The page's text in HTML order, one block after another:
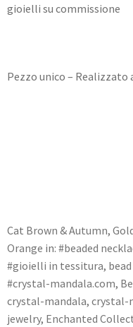
gioielli su commissione
Pezzo unico – Realizzato
Cat Brown & Autumn,
Orange in: #beaded
#gioielli in tessitura,
#crystal-mandala.com,
crystal-mandala, crystal-
jewelry, Enchanted